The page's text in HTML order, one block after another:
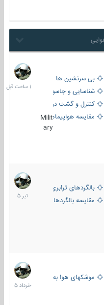
بی سرنشین ها
شناسایی و جاسوسی
کنترل و گشت دریایی
مقایسه هواپیماهاMilit
ary
1
ساعت
قبل
بالگردهای ترابری
مقایسه بالگردها
22
تیر
1405
موشکهای هوا به سطح
30
خرداد
1405